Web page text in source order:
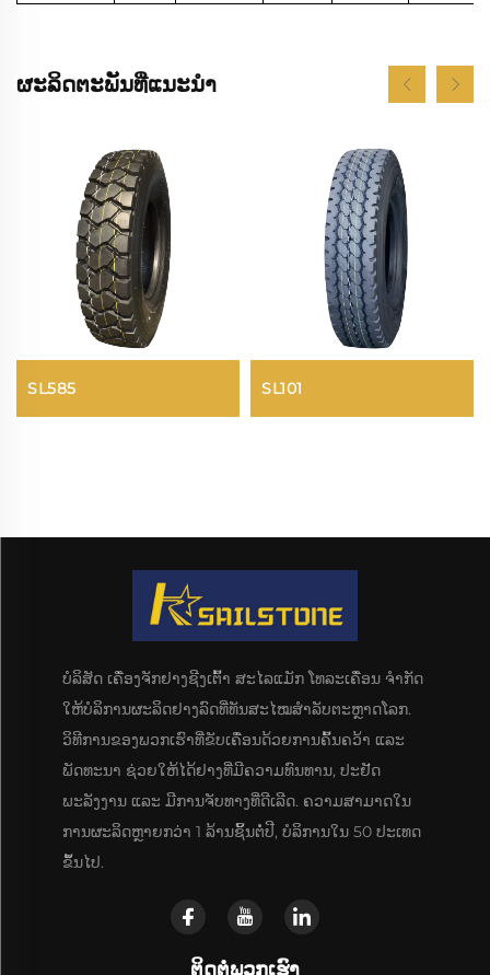
ຜະລິດຕະພັນທີ່ແນະນຳ
SL585 SL101
ບໍລິສັດ ເຄື່ອງຈັກຢາງຊີງເຕົ້າ ສະໄລແມັກ ໂທລະເຄື່ອນ ຈຳກັດ
ໃຫ້ບໍລິການຜະລິດຢາງລົດທີ່ທັນສະໄໝສຳລັບຕະຫຼາດໂລກ.
ວິທີການຂອງພວກເຮົາທີ່ຂັບເຄື່ອນດ້ວຍການຄົ້ນຄວ້າ ແລະ
ພັດທະນາ ຊ່ວຍໃຫ້ໄດ້ຢາງທີ່ມີຄວາມທົນທານ, ປະຢັດ
ພະລັງງານ ແລະ ມີການຈັບທາງທີ່ດີເລີດ. ຄວາມສາມາດໃນ
ການຜະລິດຫຼາຍກວ່າ 1 ລ້ານຊິ້ນຕໍ່ປີ, ບໍລິການໃນ 50 ປະເທດ
ຂຶ້ນໄປ.
ຕິດຕໍ່ພວກເຮົາ